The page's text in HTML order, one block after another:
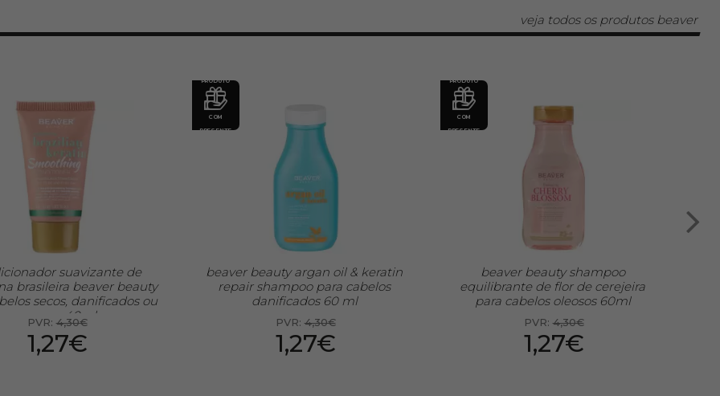
veja todos os produtos beaver
suavizante de
brasileira beaver beauty
secos, danificados ou
crespos 40ml
PVR:4,30€
1,27€
PRODUTO
COM
PRESENTE
beaver beauty argan oil & keratin
repair shampoo para cabelos
danificados 60 ml
PVR:4,30€
1,27€
PRODUTO
COM
PRESENTE
beaver beauty shampoo
equilibrante de flor de cerejeira
para cabelos oleosos 60ml
PVR:4,30€
1,27€